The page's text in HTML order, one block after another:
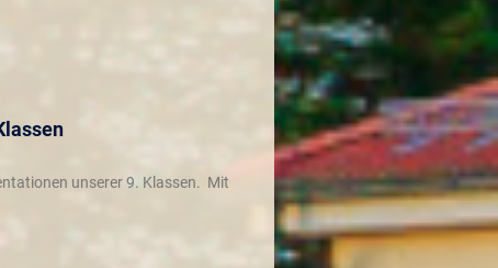
unserer 9. Klassen. Mit